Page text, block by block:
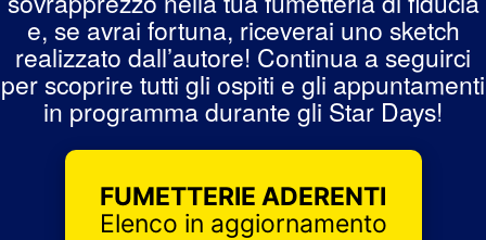
COMIX FACTORY
CASERTA
GAMES TIME
CASERTA
KRYPTON COMICS
CASORIA (NA)
e, se avrai fortuna, riceverai uno sketch
realizzato dall’autore! Continua a seguirci
per scoprire tutti gli ospiti e gli appuntamenti
in programma durante gli Star Days!
FUMETTERIE ADERENTI
Elenco in aggiornamento